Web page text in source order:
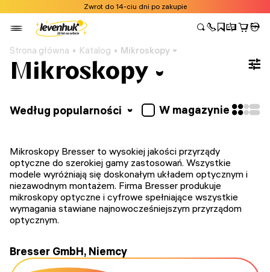
Zwrot do 14-ciu dni po zakupie
Strona główna Katalog Mikroskopy
Mikroskopy
Według popularności W magazynie
Mikroskopy Bresser to wysokiej jakości przyrządy
optyczne do szerokiej gamy zastosowań. Wszystkie
modele wyróżniają się doskonałym układem optycznym i
niezawodnym montażem. Firma Bresser produkuje
mikroskopy optyczne i cyfrowe spełniające wszystkie
wymagania stawiane najnowocześniejszym przyrządom
optycznym.
Bresser GmbH, Niemcy